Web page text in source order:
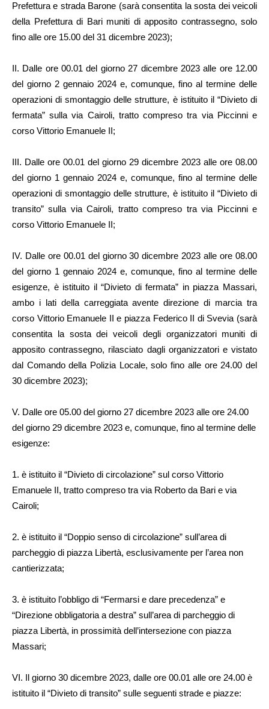
Prefettura e strada Barone (sarà consentita la sosta dei veicoli
della Prefettura di Bari muniti di apposito contrassegno, solo
fino alle ore 15.00 del 31 dicembre 2023);
II. Dalle ore 00.01 del giorno 27 dicembre 2023 alle ore 12.00
del giorno 2 gennaio 2024 e, comunque, fino al termine delle
operazioni di smontaggio delle strutture, è istituito il “Divieto di
fermata” sulla via Cairoli, tratto compreso tra via Piccinni e
corso Vittorio Emanuele II;
III. Dalle ore 00.01 del giorno 29 dicembre 2023 alle ore 08.00
del giorno 1 gennaio 2024 e, comunque, fino al termine delle
operazioni di smontaggio delle strutture, è istituito il “Divieto di
transito” sulla via Cairoli, tratto compreso tra via Piccinni e
corso Vittorio Emanuele II;
IV. Dalle ore 00.01 del giorno 30 dicembre 2023 alle ore 08.00
del giorno 1 gennaio 2024 e, comunque, fino al termine delle
esigenze, è istituito il “Divieto di fermata” in piazza Massari,
ambo i lati della carreggiata avente direzione di marcia tra
corso Vittorio Emanuele II e piazza Federico II di Svevia (sarà
consentita la sosta dei veicoli degli organizzatori muniti di
apposito contrassegno, rilasciato dagli organizzatori e vistato
dal Comando della Polizia Locale, solo fino alle ore 24.00 del
30 dicembre 2023);
V. Dalle ore 05.00 del giorno 27 dicembre 2023 alle ore 24.00
del giorno 29 dicembre 2023 e, comunque, fino al termine delle
esigenze:
1. è istituito il “Divieto di circolazione” sul corso Vittorio
Emanuele II, tratto compreso tra via Roberto da Bari e via
Cairoli;
2. è istituito il “Doppio senso di circolazione” sull’area di
parcheggio di piazza Libertà, esclusivamente per l’area non
cantierizzata;
3. è istituito l’obbligo di “Fermarsi e dare precedenza” e
“Direzione obbligatoria a destra” sull’area di parcheggio di
piazza Libertà, in prossimità dell’intersezione con piazza
Massari;
VI. Il giorno 30 dicembre 2023, dalle ore 00.01 alle ore 24.00 è
istituito il “Divieto di transito” sulle seguenti strade e piazze: